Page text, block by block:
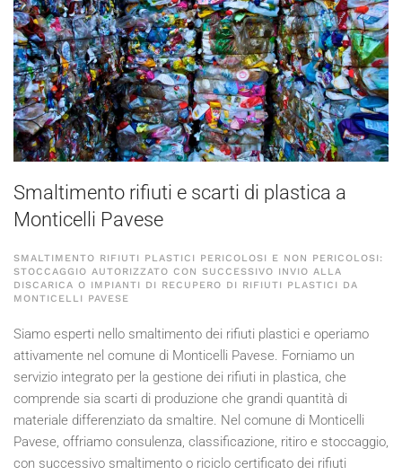
Smaltimento rifiuti e scarti di plastica a
Monticelli Pavese
SMALTIMENTO RIFIUTI PLASTICI PERICOLOSI E NON PERICOLOSI:
STOCCAGGIO AUTORIZZATO CON SUCCESSIVO INVIO ALLA
DISCARICA O IMPIANTI DI RECUPERO DI RIFIUTI PLASTICI DA
MONTICELLI PAVESE
Siamo esperti nello smaltimento dei rifiuti plastici e operiamo
attivamente nel comune di Monticelli Pavese. Forniamo un
servizio integrato per la gestione dei rifiuti in plastica, che
comprende sia scarti di produzione che grandi quantità di
materiale differenziato da smaltire. Nel comune di Monticelli
Pavese, offriamo consulenza, classificazione, ritiro e stoccaggio,
con successivo smaltimento o riciclo certificato dei rifiuti